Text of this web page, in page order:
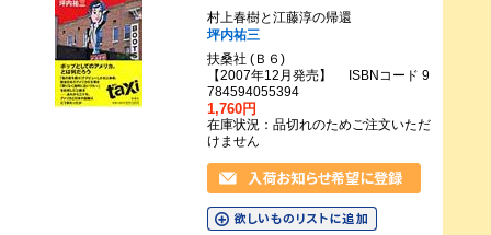
村上春樹と江藤淳の帰還
坪内祐三
扶桑社 (Ｂ６)
【2007年12月発売】 ISBNコード 9
784594055394
1,760円
在庫状況：品切れのためご注文いただ
けません